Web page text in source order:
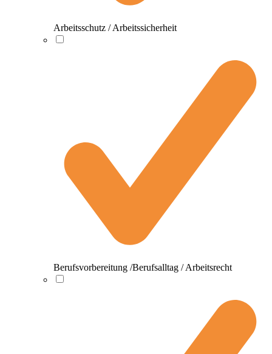
Arbeitsschutz / Arbeitssicherheit
Berufsvorbereitung /Berufsalltag / Arbeitsrecht